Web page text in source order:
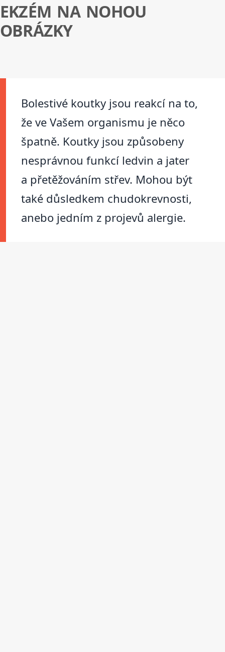
EKZÉM NA NOHOU
OBRÁZKY
Bolestivé koutky jsou reakcí na to,
že ve Vašem organismu je něco
špatně. Koutky jsou způsobeny
nesprávnou funkcí ledvin a jater
a přetěžováním střev. Mohou být
také důsledkem chudokrevnosti,
anebo jedním z projevů alergie.